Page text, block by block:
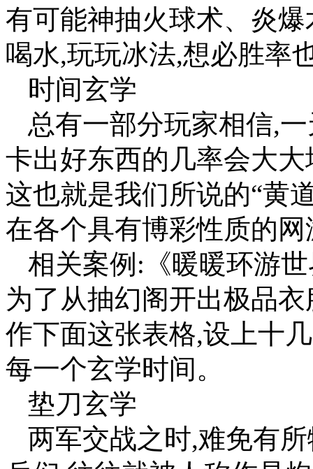
有可能神抽火球术、炎
喝水,玩玩冰法,想必胜率
时间玄学
总有一部分玩家相信,
卡出好东西的几率会大
这也就是我们所说的“黄
在各个具有博彩性质的
相关案例:《暖暖环游
为了从抽幻阁开出极品
作下面这张表格,设上十
每一个玄学时间。
垫刀玄学
两军交战之时,难免有